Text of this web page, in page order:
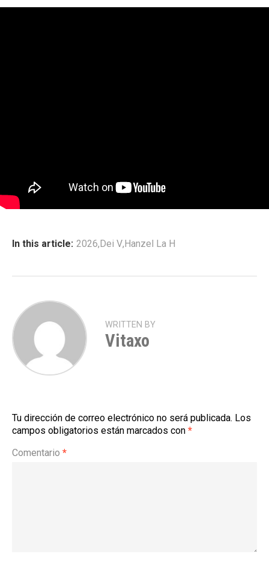
In this article: 2026,Dei V,Hanzel La H
WRITTEN BY
Vitaxo
Tu dirección de correo electrónico no será publicada. Los
campos obligatorios están marcados con *
Comentario *